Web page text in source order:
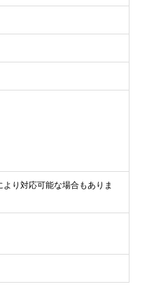
り対応可能な場合もありま